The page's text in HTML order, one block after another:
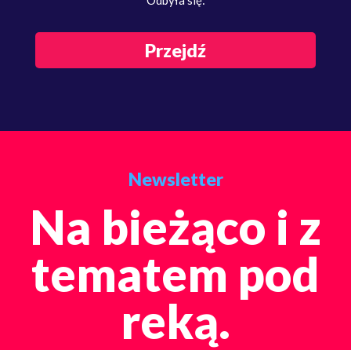
Przejdź
Newsletter
Na bieżąco i z
tematem pod
reką.